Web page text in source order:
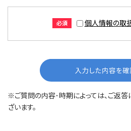
個人情報の取
※ご質問の内容･時期によっては、ご返
ざいます。